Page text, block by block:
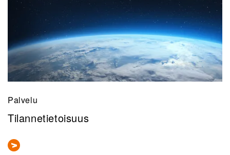
Palvelu
Tilannetietoisuus